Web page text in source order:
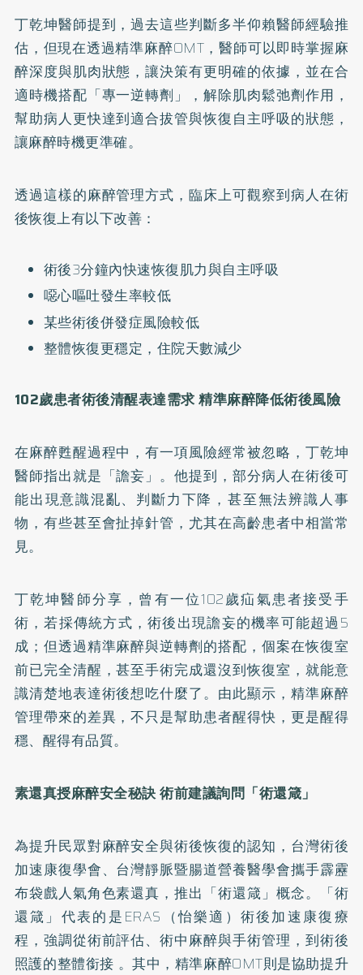
丁乾坤醫師提到，過去這些判斷多半仰賴醫師經驗推
估，但現在透過精準麻醉OMT，醫師可以即時掌握麻
醉深度與肌肉狀態，讓決策有更明確的依據，並在合
適時機搭配「專一逆轉劑」，解除肌肉鬆弛劑作用，
幫助病人更快達到適合拔管與恢復自主呼吸的狀態，
讓麻醉時機更準確。
透過這樣的麻醉管理方式，臨床上可觀察到病人在術
後恢復上有以下改善：
術後3分鐘內快速恢復肌力與自主呼吸
噁心嘔吐發生率較低
某些術後併發症風險較低
整體恢復更穩定，住院天數減少
102歲患者術後清醒表達需求 精準麻醉降低術後風險
在麻醉甦醒過程中，有一項風險經常被忽略，丁乾坤
醫師指出就是「譫妄」。他提到，部分病人在術後可
能出現意識混亂、判斷力下降，甚至無法辨識人事
物，有些甚至會扯掉針管，尤其在高齡患者中相當常
見。
丁乾坤醫師分享，曾有一位102歲疝氣患者接受手
術，若採傳統方式，術後出現譫妄的機率可能超過5
成；但透過精準麻醉與逆轉劑的搭配，個案在恢復室
前已完全清醒，甚至手術完成還沒到恢復室，就能意
識清楚地表達術後想吃什麼了。由此顯示，精準麻醉
管理帶來的差異，不只是幫助患者醒得快，更是醒得
穩、醒得有品質。
素還真授麻醉安全秘訣 術前建議詢問「術還箴」
為提升民眾對麻醉安全與術後恢復的認知，台灣術後
加速康復學會、台灣靜脈暨腸道營養醫學會攜手霹靂
布袋戲人氣角色素還真，推出「術還箴」概念。「術
還箴」代表的是ERAS（怡樂適）術後加速康復療
程，強調從術前評估、術中麻醉與手術管理，到術後
照護的整體銜接 。其中，精準麻醉OMT則是協助提升